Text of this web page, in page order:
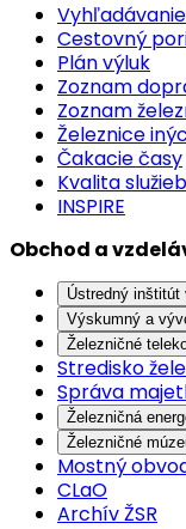
Cestovný
Plán výluk
Zoznam
Zoznam
Železnice
Čakacie časy
Kvalita služieb
INSPIRE
Obchod a
Ústredný inštitút
Výskumný a
Železničné
Stredisko
Správa
Železničná
Železničné
Mostný
CLaO
Archív ŽSR